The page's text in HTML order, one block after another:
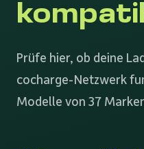
Prüfe hier, ob deine
cocharge-Netzwerk
Modelle von 37